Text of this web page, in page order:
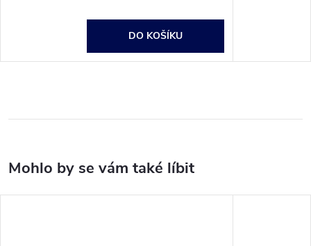
DO KOŠÍKU